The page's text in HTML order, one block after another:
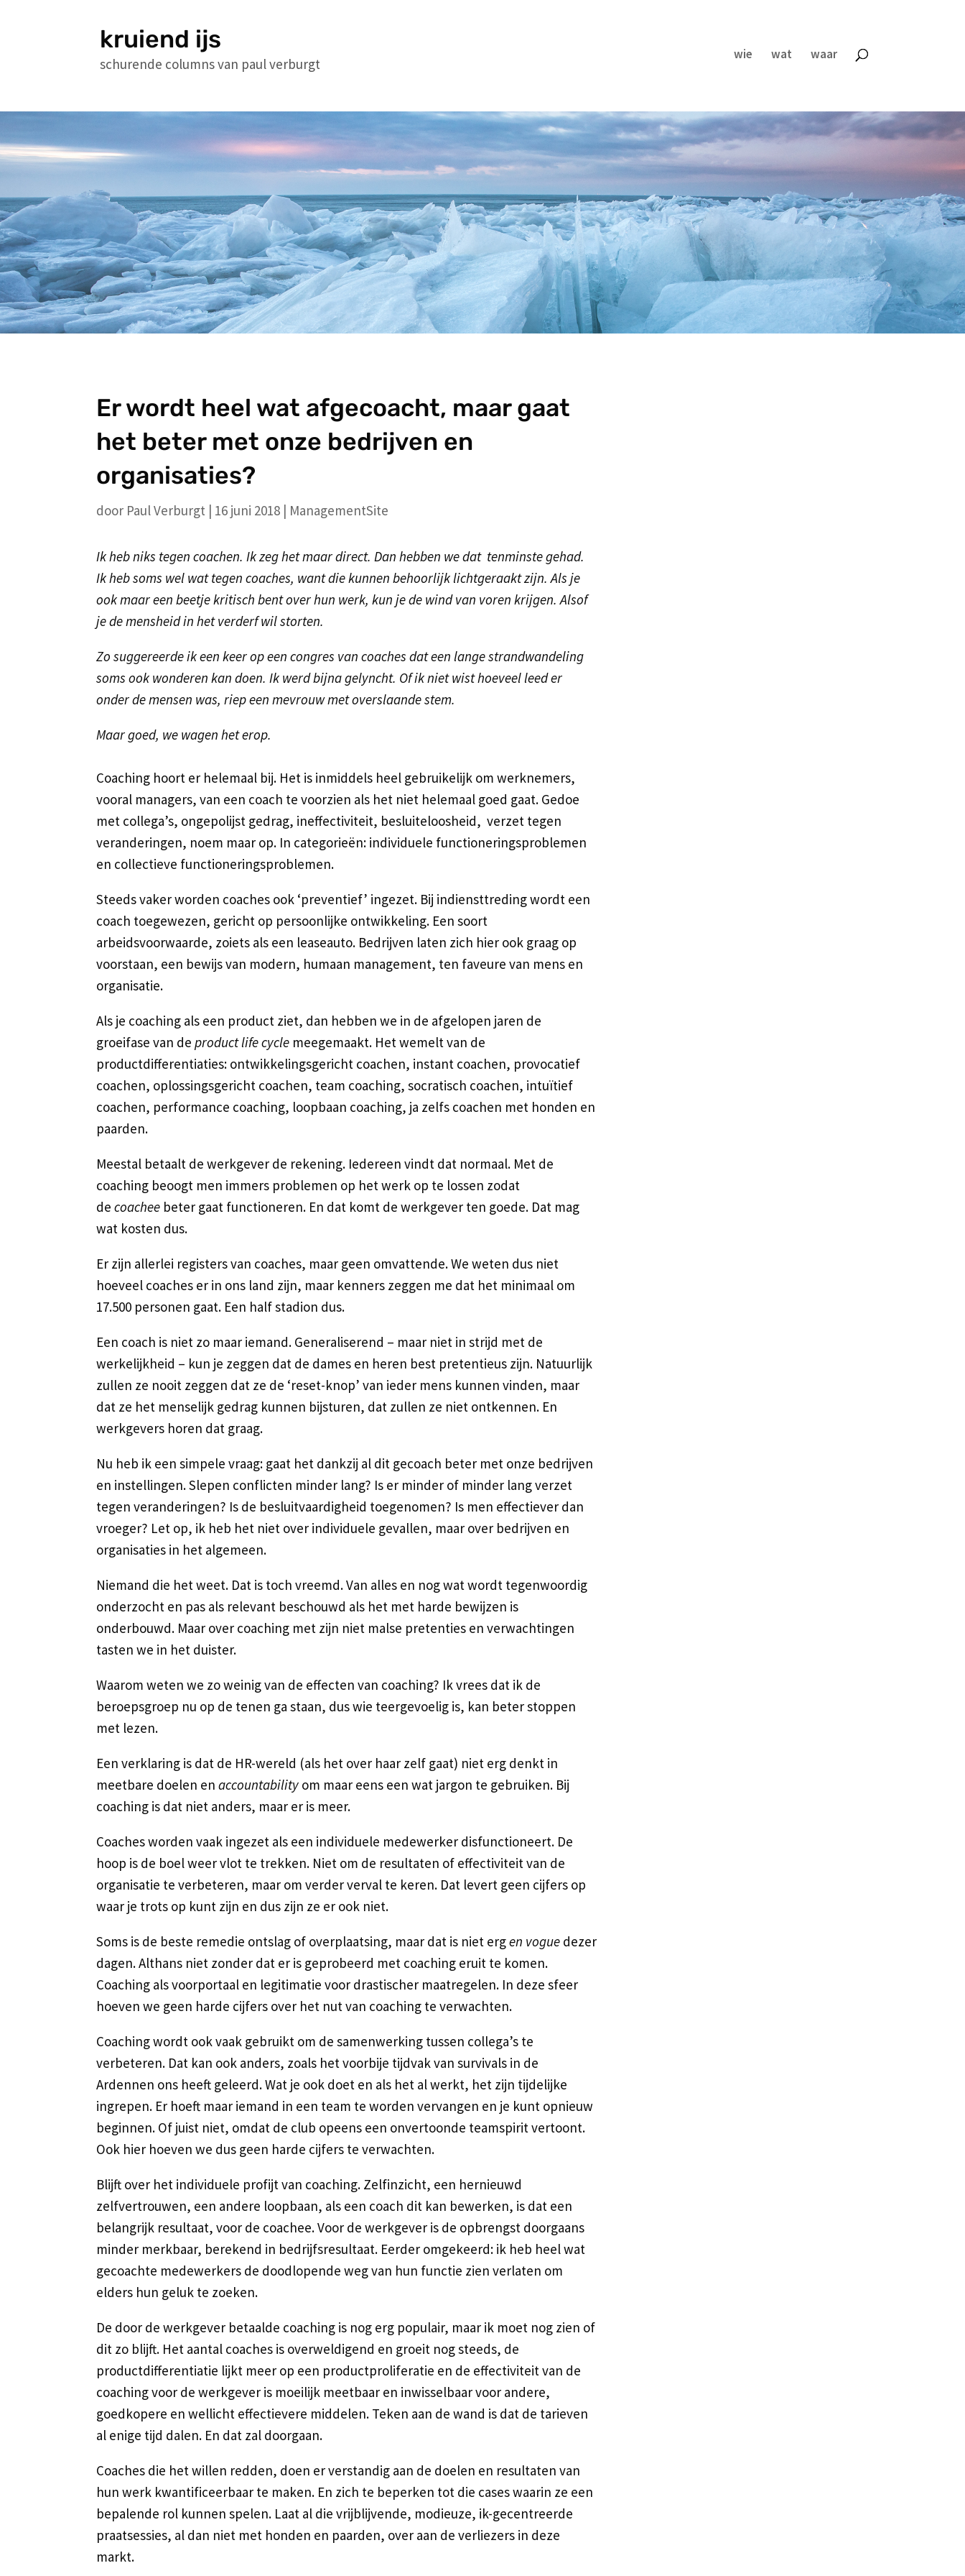
kruiend ijs
schurende columns van paul verburgt
wie wat waar
Er wordt heel wat afgecoacht, maar gaat
het beter met onze bedrijven en
organisaties?
door Paul Verburgt | 16 juni 2018 | ManagementSite
Ik heb niks tegen coachen. Ik zeg het maar direct. Dan hebben we dat tenminste gehad.
Ik heb soms wel wat tegen coaches, want die kunnen behoorlijk lichtgeraakt zijn. Als je
ook maar een beetje kritisch bent over hun werk, kun je de wind van voren krijgen. Alsof
je de mensheid in het verderf wil storten.
Zo suggereerde ik een keer op een congres van coaches dat een lange strandwandeling
soms ook wonderen kan doen. Ik werd bijna gelyncht. Of ik niet wist hoeveel leed er
onder de mensen was, riep een mevrouw met overslaande stem.
Maar goed, we wagen het erop.
Coaching hoort er helemaal bij. Het is inmiddels heel gebruikelijk om werknemers,
vooral managers, van een coach te voorzien als het niet helemaal goed gaat. Gedoe
met collega’s, ongepolijst gedrag, ineffectiviteit, besluiteloosheid, verzet tegen
veranderingen, noem maar op. In categorieën: individuele functioneringsproblemen
en collectieve functioneringsproblemen.
Steeds vaker worden coaches ook ‘preventief’ ingezet. Bij indiensttreding wordt een
coach toegewezen, gericht op persoonlijke ontwikkeling. Een soort
arbeidsvoorwaarde, zoiets als een leaseauto. Bedrijven laten zich hier ook graag op
voorstaan, een bewijs van modern, humaan management, ten faveure van mens en
organisatie.
Als je coaching als een product ziet, dan hebben we in de afgelopen jaren de
groeifase van deproduct life cycle meegemaakt. Het wemelt van de
productdifferentiaties: ontwikkelingsgericht coachen, instant coachen, provocatief
coachen, oplossingsgericht coachen, team coaching, socratisch coachen, intuïtief
coachen, performance coaching, loopbaan coaching, ja zelfs coachen met honden en
paarden.
Meestal betaalt de werkgever de rekening. Iedereen vindt dat normaal. Met de
coaching beoogt men immers problemen op het werk op te lossen zodat
decoachee beter gaat functioneren. En dat komt de werkgever ten goede. Dat mag
wat kosten dus.
Er zijn allerlei registers van coaches, maar geen omvattende. We weten dus niet
hoeveel coaches er in ons land zijn, maar kenners zeggen me dat het minimaal om
17.500 personen gaat. Een half stadion dus.
Een coach is niet zo maar iemand. Generaliserend – maar niet in strijd met de
werkelijkheid – kun je zeggen dat de dames en heren best pretentieus zijn. Natuurlijk
zullen ze nooit zeggen dat ze de ‘reset-knop’ van ieder mens kunnen vinden, maar
dat ze het menselijk gedrag kunnen bijsturen, dat zullen ze niet ontkennen. En
werkgevers horen dat graag.
Nu heb ik een simpele vraag: gaat het dankzij al dit gecoach beter met onze bedrijven
en instellingen. Slepen conflicten minder lang? Is er minder of minder lang verzet
tegen veranderingen? Is de besluitvaardigheid toegenomen? Is men effectiever dan
vroeger? Let op, ik heb het niet over individuele gevallen, maar over bedrijven en
organisaties in het algemeen.
Niemand die het weet. Dat is toch vreemd. Van alles en nog wat wordt tegenwoordig
onderzocht en pas als relevant beschouwd als het met harde bewijzen is
onderbouwd. Maar over coaching met zijn niet malse pretenties en verwachtingen
tasten we in het duister.
Waarom weten we zo weinig van de effecten van coaching? Ik vrees dat ik de
beroepsgroep nu op de tenen ga staan, dus wie teergevoelig is, kan beter stoppen
met lezen.
Een verklaring is dat de HR-wereld (als het over haar zelf gaat) niet erg denkt in
meetbare doelen enaccountability om maar eens een wat jargon te gebruiken. Bij
coaching is dat niet anders, maar er is meer.
Coaches worden vaak ingezet als een individuele medewerker disfunctioneert. De
hoop is de boel weer vlot te trekken. Niet om de resultaten of effectiviteit van de
organisatie te verbeteren, maar om verder verval te keren. Dat levert geen cijfers op
waar je trots op kunt zijn en dus zijn ze er ook niet.
Soms is de beste remedie ontslag of overplaatsing, maar dat is niet ergen vogue dezer
dagen. Althans niet zonder dat er is geprobeerd met coaching eruit te komen.
Coaching als voorportaal en legitimatie voor drastischer maatregelen. In deze sfeer
hoeven we geen harde cijfers over het nut van coaching te verwachten.
Coaching wordt ook vaak gebruikt om de samenwerking tussen collega’s te
verbeteren. Dat kan ook anders, zoals het voorbije tijdvak van survivals in de
Ardennen ons heeft geleerd. Wat je ook doet en als het al werkt, het zijn tijdelijke
ingrepen. Er hoeft maar iemand in een team te worden vervangen en je kunt opnieuw
beginnen. Of juist niet, omdat de club opeens een onvertoonde teamspirit vertoont.
Ook hier hoeven we dus geen harde cijfers te verwachten.
Blijft over het individuele profijt van coaching. Zelfinzicht, een hernieuwd
zelfvertrouwen, een andere loopbaan, als een coach dit kan bewerken, is dat een
belangrijk resultaat, voor de coachee. Voor de werkgever is de opbrengst doorgaans
minder merkbaar, berekend in bedrijfsresultaat. Eerder omgekeerd: ik heb heel wat
gecoachte medewerkers de doodlopende weg van hun functie zien verlaten om
elders hun geluk te zoeken.
De door de werkgever betaalde coaching is nog erg populair, maar ik moet nog zien of
dit zo blijft. Het aantal coaches is overweldigend en groeit nog steeds, de
productdifferentiatie lijkt meer op een productproliferatie en de effectiviteit van de
coaching voor de werkgever is moeilijk meetbaar en inwisselbaar voor andere,
goedkopere en wellicht effectievere middelen. Teken aan de wand is dat de tarieven
al enige tijd dalen. En dat zal doorgaan.
Coaches die het willen redden, doen er verstandig aan de doelen en resultaten van
hun werk kwantificeerbaar te maken. En zich te beperken tot die cases waarin ze een
bepalende rol kunnen spelen. Laat al die vrijblijvende, modieuze, ik-gecentreerde
praatsessies, al dan niet met honden en paarden, over aan de verliezers in deze
markt.